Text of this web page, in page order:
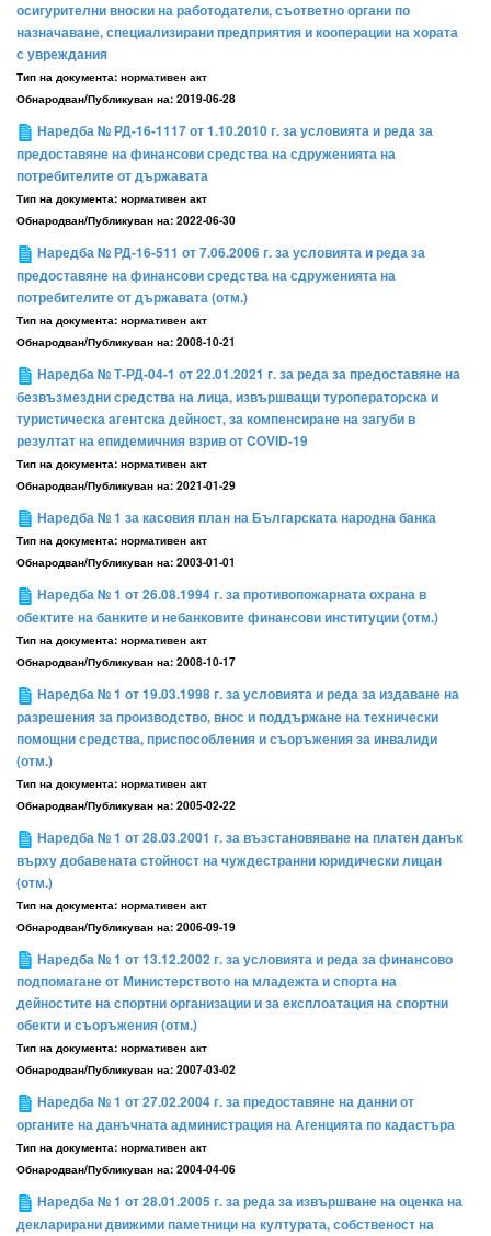
осигурителни вноски на работодатели, съответно органи по
назначаване, специализирани предприятия и кооперации на хората
с увреждания
Тип на документа: нормативен акт
Обнародван/Публикуван на: 2019-06-28
Наредба № РД-16-1117 от 1.10.2010 г. за условията и реда за
предоставяне на финансови средства на сдруженията на
потребителите от държавата
Тип на документа: нормативен акт
Обнародван/Публикуван на: 2022-06-30
Наредба № РД-16-511 от 7.06.2006 г. за условията и реда за
предоставяне на финансови средства на сдруженията на
потребителите от държавата (отм.)
Тип на документа: нормативен акт
Обнародван/Публикуван на: 2008-10-21
Наредба № Т-РД-04-1 от 22.01.2021 г. за реда за предоставяне на
безвъзмездни средства на лица, извършващи туроператорска и
туристическа агентска дейност, за компенсиране на загуби в
резултат на епидемичния взрив от COVID-19
Тип на документа: нормативен акт
Обнародван/Публикуван на: 2021-01-29
Наредба № 1 за касовия план на Българската народна банка
Тип на документа: нормативен акт
Обнародван/Публикуван на: 2003-01-01
Наредба № 1 от 26.08.1994 г. за противопожарната охрана в
обектите на банките и небанковите финансови институции (отм.)
Тип на документа: нормативен акт
Обнародван/Публикуван на: 2008-10-17
Наредба № 1 от 19.03.1998 г. за условията и реда за издаване на
разрешения за производство, внос и поддържане на технически
помощни средства, приспособления и съоръжения за инвалиди
(отм.)
Тип на документа: нормативен акт
Обнародван/Публикуван на: 2005-02-22
Наредба № 1 от 28.03.2001 г. за възстановяване на платен данък
върху добавената стойност на чуждестранни юридически лицан
(отм.)
Тип на документа: нормативен акт
Обнародван/Публикуван на: 2006-09-19
Наредба № 1 от 13.12.2002 г. за условията и реда за финансово
подпомагане от Министерството на младежта и спорта на
дейностите на спортни организации и за експлоатация на спортни
обекти и съоръжения (отм.)
Тип на документа: нормативен акт
Обнародван/Публикуван на: 2007-03-02
Наредба № 1 от 27.02.2004 г. за предоставяне на данни от
органите на данъчната администрация на Агенцията по кадастъра
Тип на документа: нормативен акт
Обнародван/Публикуван на: 2004-04-06
Наредба № 1 от 28.01.2005 г. за реда за извършване на оценка на
декларирани движими паметници на културата, собственост на